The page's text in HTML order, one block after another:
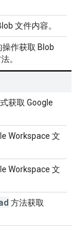
文件内容。
作获取 Blob
。
获取 Google
Workspace 文
Workspace 文
方法获取